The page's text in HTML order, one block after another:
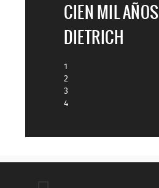
CIEN MIL AÑOS
DIETRICH
1
2
3
4